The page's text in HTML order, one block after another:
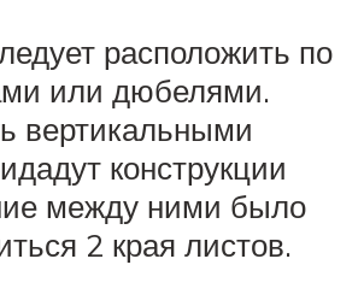
расположить по
или дюбелями.
вертикальными
конструкции
между ними было
2 края листов.